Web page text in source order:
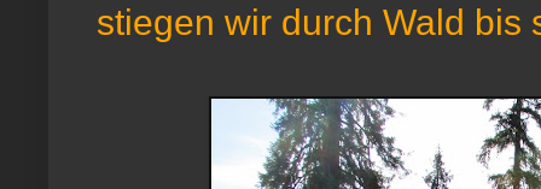
stiegen wir durch Wald bis